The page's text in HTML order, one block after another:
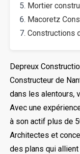
Mortier
Macoretz
Constructions
Depreux
Constructeur de
dans les alentours,
Avec une
à son actif plus de
Architectes et
des plans qui allient